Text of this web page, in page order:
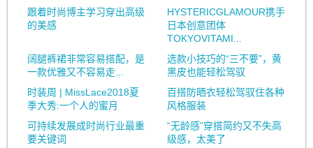
跟着时尚博主学习穿出高级
的美感
HYSTERICGLAMOUR携手
日本创意团体
TOKYOVITAMI...
阔腿裤裙非常容易搭配，是
一款优雅又不容易走...
选款小技巧的“三不要”，黄
黑皮也能轻松驾驭
时装周 | MissLace2018夏
季大秀:一个人的蜜月
百搭防晒衣轻松驾驭住各种
风格服装
可持续发展成时尚行业最重
要关键词
“无龄感”穿搭简约又不失高
级感，太美了